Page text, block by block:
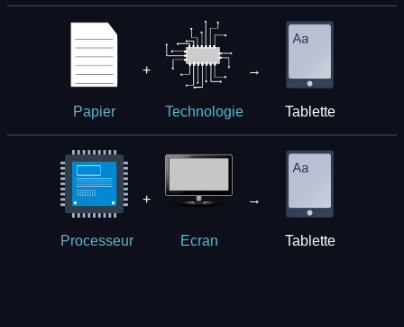
Papier
+
Technologie
→
Tablette
Processeur
+
Ecran
→
Tablette